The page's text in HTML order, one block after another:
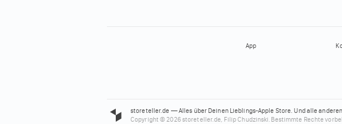
App
storeteller.de — Alles über Deinen Lieblings-Apple Store. Und alle
Copyright © 2026 storeteller.de, Filip Chudzinski. Bestimmte Rechte